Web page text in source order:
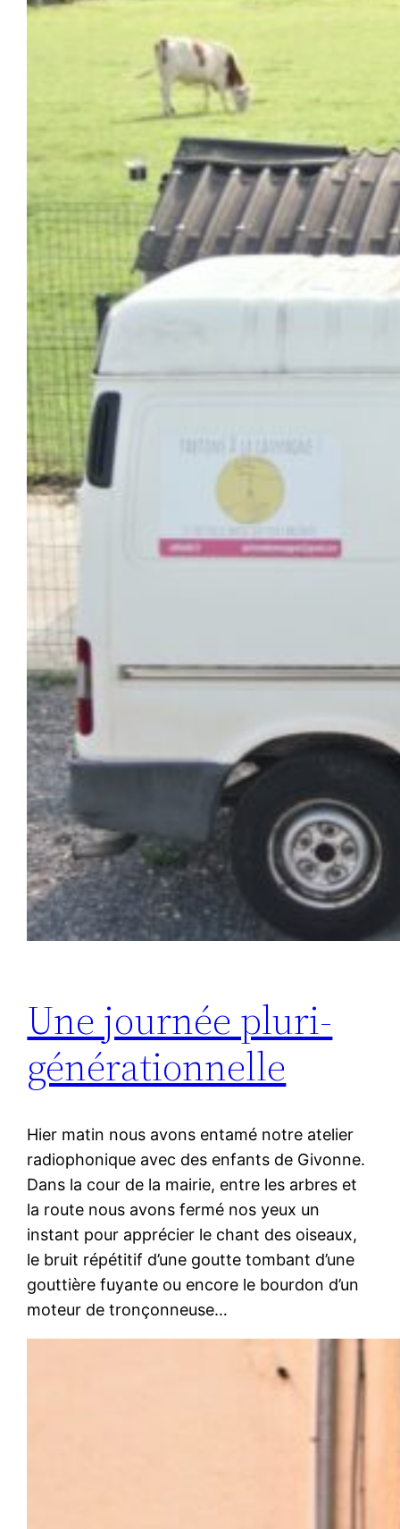
Une journée pluri-
générationnelle
Hier matin nous avons entamé notre atelier
radiophonique avec des enfants de Givonne.
Dans la cour de la mairie, entre les arbres et
la route nous avons fermé nos yeux un
instant pour apprécier le chant des oiseaux,
le bruit répétitif d’une goutte tombant d’une
gouttière fuyante ou encore le bourdon d’un
moteur de tronçonneuse…